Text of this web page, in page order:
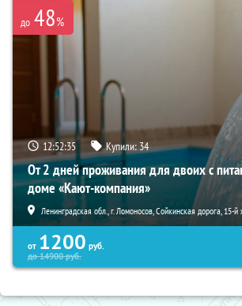
до 48%
12:52:34 Купили:34
От 2 дней проживания для двоих с
доме «Кают-компания»
Ленинградская обл., г. Ломоносов, Сойкинская дорога, 15-
от 1200 руб.
до14900руб.